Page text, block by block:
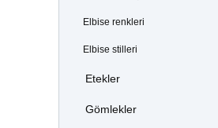
Elbise renkleri
Elbise stilleri
Etekler
Gömlekler